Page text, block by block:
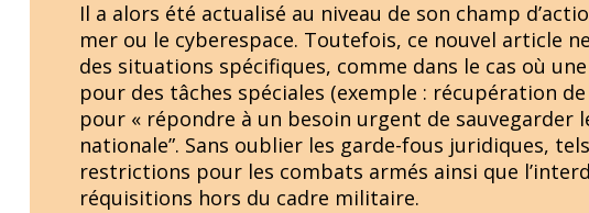
Il a alors été actualisé au niveau de son champ
mer ou le cyberespace. Toutefois, ce nouvel article
des situations spécifiques, comme dans le cas où
pour des tâches spéciales (exemple : récupération
pour « répondre à un besoin urgent de sauvegarder
nationale”. Sans oublier les garde-fous juridiques,
restrictions pour les combats armés ainsi que
réquisitions hors du cadre militaire.